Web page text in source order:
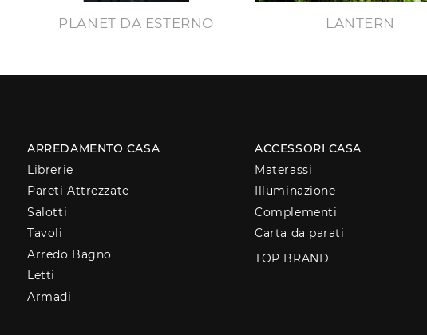
PLANET DA ESTERNO LANTERN
ARREDAMENTO CASA
Librerie
Pareti Attrezzate
Salotti
Tavoli
Arredo Bagno
Letti
Armadi
ACCESSORI CASA
Materassi
Illuminazione
Complementi
Carta da parati
TOP BRAND